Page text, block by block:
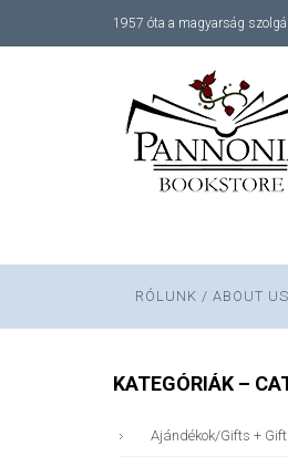
1957 óta a magyarság
RÓLUNK / ABOUT US
KATEGÓRIÁK –
Ajándékok/gifts +